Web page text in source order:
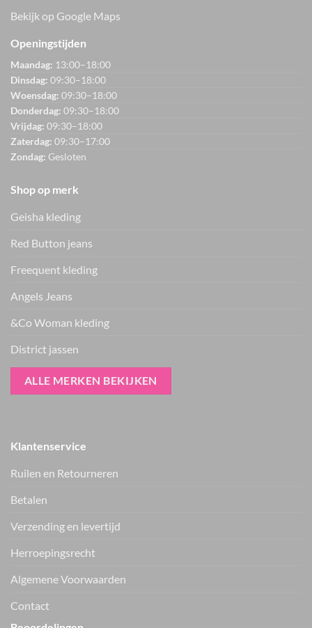
Bekijk op Google Maps
Openingstijden
Maandag: 13:00–18:00
Dinsdag: 09:30–18:00
Woensdag: 09:30–18:00
Donderdag: 09:30–18:00
Vrijdag: 09:30–18:00
Zaterdag: 09:30–17:00
Zondag: Gesloten
Shop op merk
Geisha kleding
Red Button jeans
Freequent kleding
Angels Jeans
&Co Woman kleding
District jassen
ALLE MERKEN BEKIJKEN
Klantenservice
Ruilen en Retourneren
Betalen
Verzending en levertijd
Herroepingsrecht
Algemene Voorwaarden
Contact
Nieuwe items als eerste zien — geen spam, gewoon af en toe een